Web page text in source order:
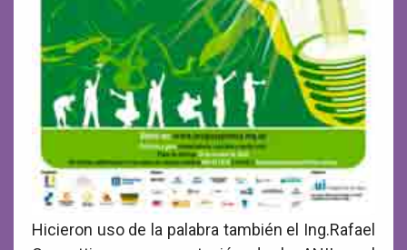
Hicieron uso de la palabra también el Ing.Rafael